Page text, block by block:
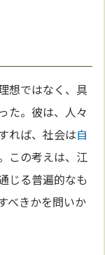
想ではなく、具
た。彼は、人々
れば、社会は自
この考えは、江
じる普遍的なも
べきかを問いか